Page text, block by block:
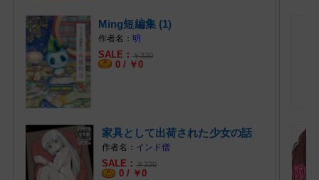
Ming短編集 (1)
明
￥330
0 / ￥0
家具として出荷された少女の話
(1)
インド僧
￥220
0 / ￥0